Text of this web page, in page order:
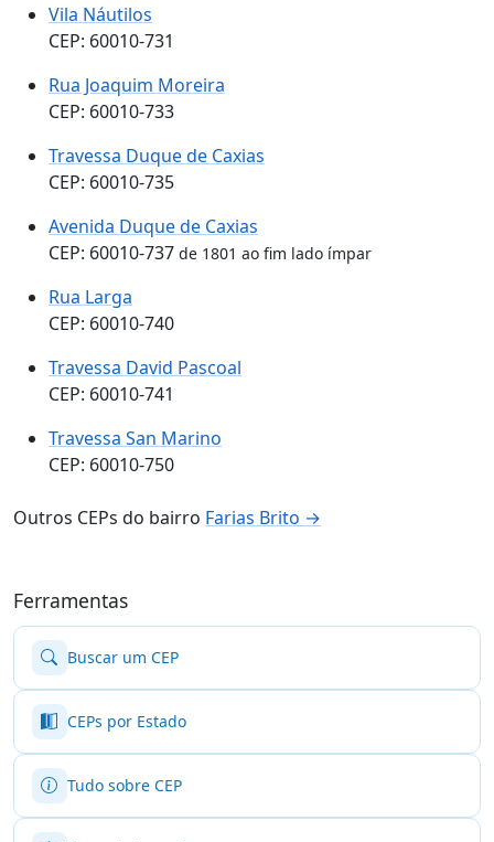
Vila Náutilos
CEP: 60010-731
Rua Joaquim Moreira
CEP: 60010-733
Travessa Duque de Caxias
CEP: 60010-735
Avenida Duque de Caxias
CEP: 60010-737 de 1801 ao fim lado ímpar
Rua Larga
CEP: 60010-740
Travessa David Pascoal
CEP: 60010-741
Travessa San Marino
CEP: 60010-750
Outros CEPs do bairro Farias Brito →
Ferramentas
Buscar um CEP
CEPs por Estado
Tudo sobre CEP